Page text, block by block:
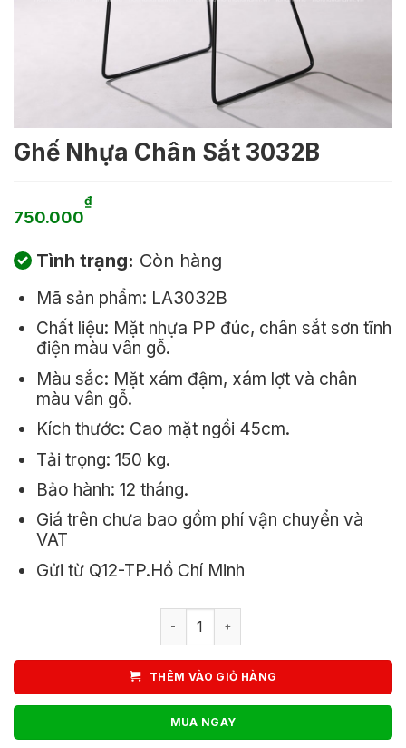
Ghế Nhựa Chân Sắt 3032B
750.000
₫
Tình trạng: Còn hàng
Mã sản phẩm: LA3032B
Chất liệu: Mặt nhựa PP đúc, chân sắt sơn tĩnh
điện màu vân gỗ.
Màu sắc: Mặt xám đậm, xám lợt và chân
màu vân gỗ.
Kích thước: Cao mặt ngồi 45cm.
Tải trọng: 150 kg.
Bảo hành: 12 tháng.
Giá trên chưa bao gồm phí vận chuyển và
VAT
Gửi từ Q12-TP.Hồ Chí Minh
Ghế Nhựa Chân Sắt 3032B số lượng
THÊM VÀO GIỎ HÀNG
MUA NGAY